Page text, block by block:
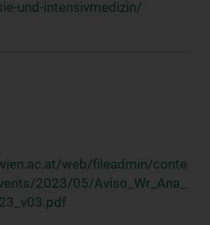
und-intensivmedizin/
web/fileadmin/conte
2023/05/Aviso_Wr_Ana_